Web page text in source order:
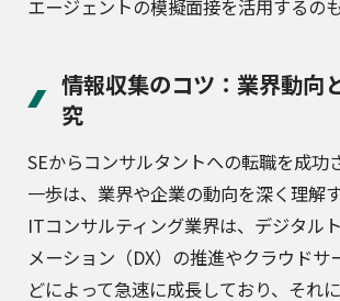
エージェントの模擬面接を活用するの
情報収集のコツ：業界動向
究
SEからコンサルタントへの転職を成功
一歩は、業界や企業の動向を深く理解
ITコンサルティング業界は、デジタル
メーション（DX）の推進やクラウドサ
どによって急速に成長しており、それ